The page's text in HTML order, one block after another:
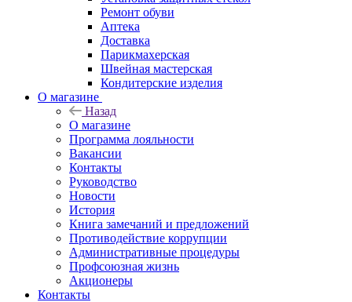
Ремонт обуви
Аптека
Доставка
Парикмахерская
Швейная мастерская
Кондитерские изделия
О магазине
Назад
О магазине
Программа лояльности
Вакансии
Контакты
Руководство
Новости
История
Книга замечаний и предложений
Противодействие коррупции
Административные процедуры
Профсоюзная жизнь
Акционеры
Контакты